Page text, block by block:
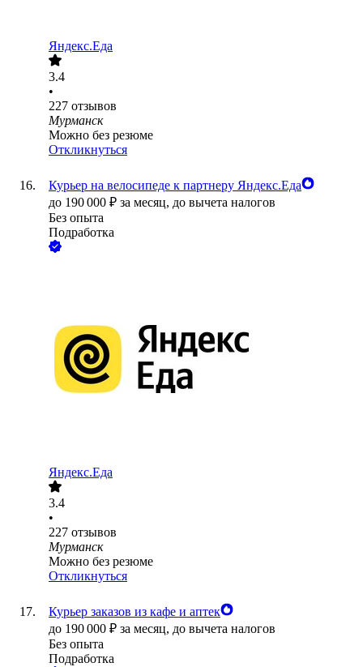
Яндекс.Еда
3.4
•
227 отзывов
Мурманск
Можно без резюме
Откликнуться
Курьер на велосипеде к партнеру Яндекс.Еда
до 190 000 ₽ за месяц, до вычета налогов
Без опыта
Подработка
Яндекс.Еда
3.4
•
227 отзывов
Мурманск
Можно без резюме
Откликнуться
Курьер заказов из кафе и аптек
до 190 000 ₽ за месяц, до вычета налогов
Без опыта
Подработка